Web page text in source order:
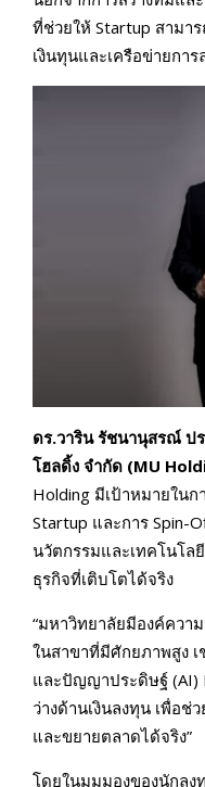
ที่ช่วยให้ Startup สามา
เงินทุนและเครือข่ายกา
ดร.วาริน รัชนานุสรณ์ ป
โฮลดิ้ง จำกัด (MU
Holding มีเป้าหมายในก
Startup และการ Spin-
นวัตกรรมและเทคโนโล
ธุรกิจที่เติบโตได้จริง
“มหาวิทยาลัยมีองค์ควา
ในสาขาที่มีศักยภาพสูง
และปัญญาประดิษฐ์ (AI)
ว่างด้านเงินลงทุน เพื่อช่
และขยายตลาดได้จริง”
โดยในมุมมองของนักล